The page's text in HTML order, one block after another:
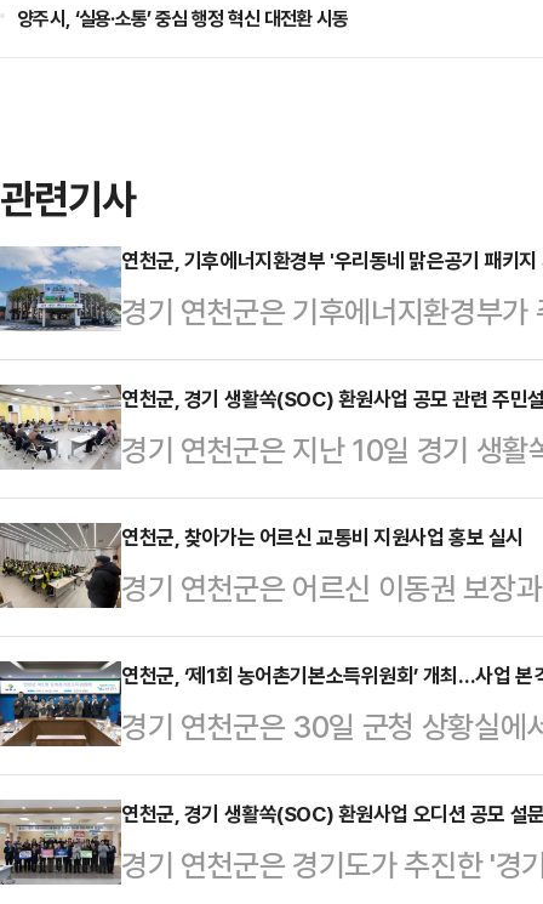
양주시, ‘실용·소통’ 중심 행정 혁신 대전환 시동
관련기사
연천군, 기후에너지환경부 '우리동네 맑은공기 패키
경기 연천군은 기후에너지환경부
원사업' 공모에 선정됐다고 밝혔다
관내 중소기업을 대상으로 대기오
자 하는 경우 사업비의 일부를 지원
통해 국비 10억 원을 포함한 총 18
반산업단지 내 노후 방지시설을 단
시설 개선을 희망하는 사업 대상자
지시설 설치비의 최대 90%를…
연천군, 경기 생활쏙(SOC) 환원사업 공모 관련 주민
경기 연천군은 지난 10일 경기 생
연천군 범군민 추진위원회를 대상
번 설명회는 지난 1월 범군민 추진
적인 준비 단계에 돌입함에 따라,
진위원회와 공유하기 위해 마련됐
관련해 경기도가 실시한 설문조사
의 생활인프라 선호도를 반영해 구
안내했다.범군민 추진위원회 …
연천군, 찾아가는 어르신 교통비 지원사업 홍보 실시
경기 연천군은 어르신 이동권 보장
교통비 지원사업과 교통약자 이동
걸쳐 현장 홍보를 실시했다고 밝혔
린 노인일자리 교육 현장을 방문해
으며, 1월 29일에는 서부지부 버스
징면과 미산면을 방문해 설명회 참
보했다.또한 2월 4일에는 노인회지
연천군, ‘제1회 농어촌기본소득위원회’ 개최…사업 본
경기 연천군은 30일 군청 상황실에
농어촌기본소득 시범사업의 원활한
고 밝혔다.연천군 농어촌기본소득
본소득 지급 조례'에 따라 구성·운
연천군, 경기 생활쏙(SOC) 환원사업 오디션 공모 설
경기 연천군은 경기도가 추진한 '